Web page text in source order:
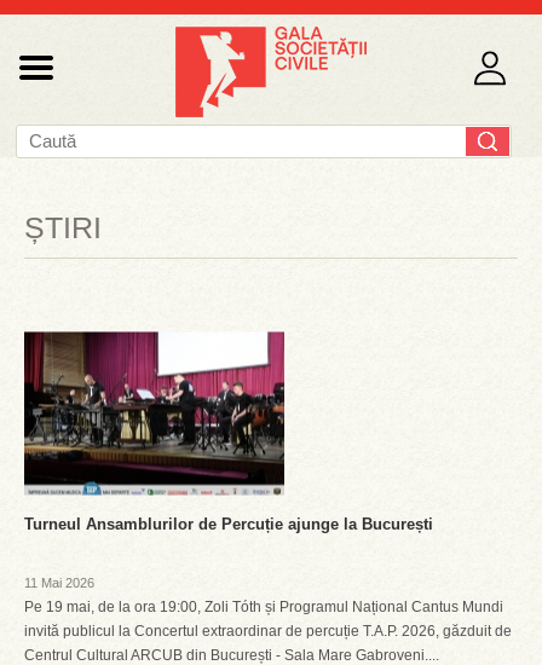
ȘTIRI
Turneul Ansamblurilor de Percuție ajunge la București
11 Mai 2026
Pe 19 mai, de la ora 19:00, Zoli Tóth și Programul Național Cantus Mundi
invită publicul la Concertul extraordinar de percuție T.A.P. 2026, găzduit de
Centrul Cultural ARCUB din București - Sala Mare Gabroveni....